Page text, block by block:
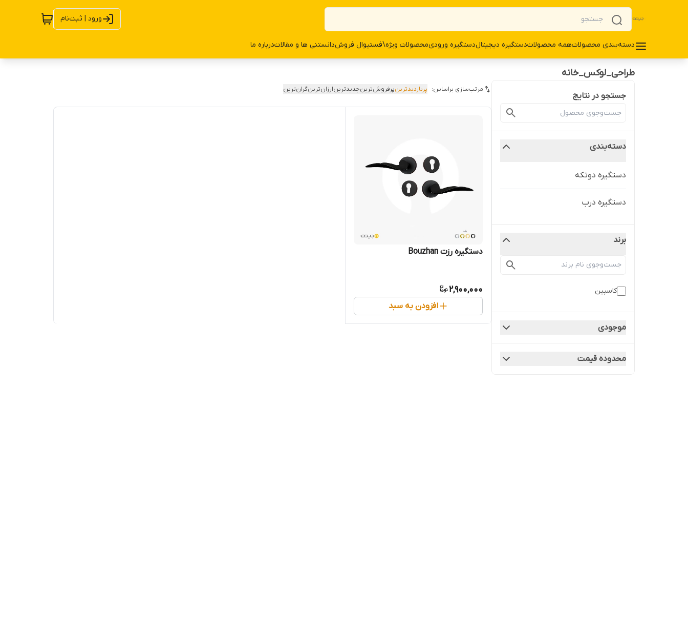
ورود | ثبت‌نام
دسته‌بندی محصولاتهمه محصولاتدستگیره دیجیتالدستگیره ورودیمحصولات وی‍‍‍ژه\فستیوال فروشدانستنی ها و مقالاتدرباره ما
طراحی_لوکس_خانه
جستجو در نتایج
دسته‌بندی
دستگیره دوتکه
دستگیره درب
برند
کاسپین
موجودی
محدوده قیمت
مرتب‌سازی براساس: پربازدیدترینپرفروش‌ترینجدیدترینارزان‌ترینگران‌ترین
دستگیره رزت Bouzhan
2,900,000
افزودن به سبد